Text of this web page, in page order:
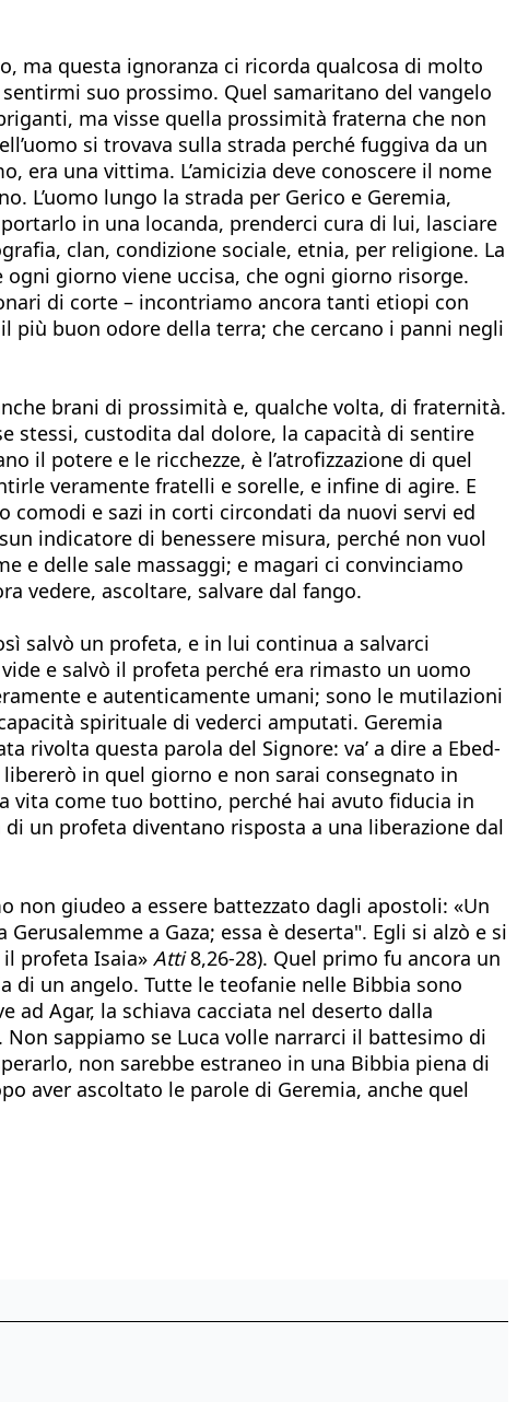
ma questa ignoranza ci ricorda qualcosa di molto
suo prossimo. Quel samaritano del vangelo
ma visse quella prossimità fraterna che non
si trovava sulla strada perché fuggiva da un
era una vittima. L’amicizia deve conoscere il nome
L’uomo lungo la strada per Gerico e Geremia,
in una locanda, prenderci cura di lui, lasciare
clan, condizione sociale, etnia, per religione. La
giorno viene uccisa, che ogni giorno risorge.
di corte – incontriamo ancora tanti etiopi con
più buon odore della terra; che cercano i panni negli
brani di prossimità e, qualche volta, di fraternità.
stessi, custodita dal dolore, la capacità di sentire
il potere e le ricchezze, è l’atrofizzazione di quel
veramente fratelli e sorelle, e infine di agire. E
comodi e sazi in corti circondati da nuovi servi ed
indicatore di benessere misura, perché non vuol
e delle sale massaggi; e magari ci convinciamo
vedere, ascoltare, salvare dal fango.
salvò un profeta, e in lui continua a salvarci
e salvò il profeta perché era rimasto un uomo
e autenticamente umani; sono le mutilazioni
spirituale di vederci amputati. Geremia
rivolta questa parola del Signore: va’ a dire a Ebed-
in quel giorno e non sarai consegnato in
vita come tuo bottino, perché hai avuto fiducia in
un profeta diventano risposta a una liberazione dal
giudeo a essere battezzato dagli apostoli: «Un
a Gaza; essa è deserta". Egli si alzò e si
profeta Isaia» Atti8,26-28). Quel primo fu ancora un
di un angelo. Tutte le teofanie nelle Bibbia sono
Agar, la schiava cacciata nel deserto dalla
sappiamo se Luca volle narrarci il battesimo di
non sarebbe estraneo in una Bibbia piena di
aver ascoltato le parole di Geremia, anche quel